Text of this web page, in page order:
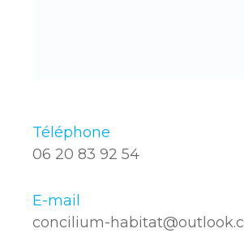
Téléphone
06 20 83 92 54
E-mail
concilium-